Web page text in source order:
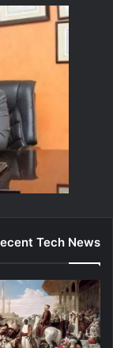
Tech News